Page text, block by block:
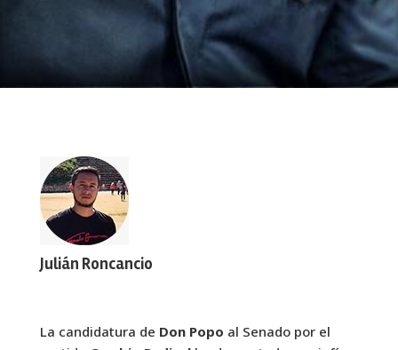
Julián Roncancio
La candidatura de Don Popo al Senado por el